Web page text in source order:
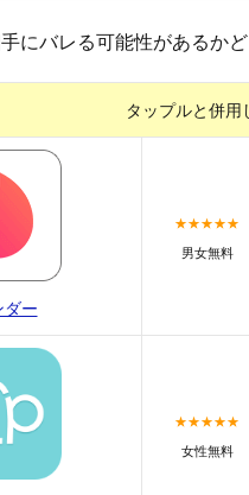
にバレる可能性があるか
タップルと併用
ダー
★★★★★
男女無料
★★★★★
女性無料